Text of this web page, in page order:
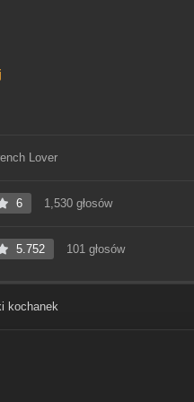
Lover
6 1,530 głosów
5.752 101 głosów
kochanek